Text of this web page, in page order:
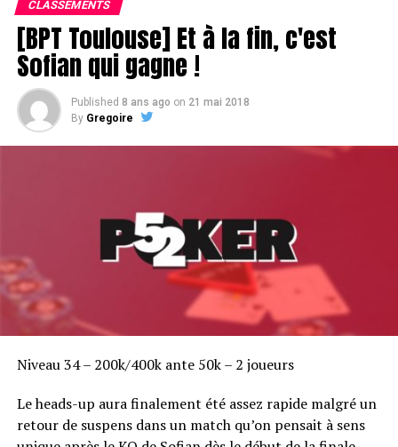
CLASSEMENTS
[BPT Toulouse] Et à la fin, c'est
Sofian qui gagne !
Published 8 ans ago on 21 mai 2018
By Gregoire
Niveau 34 – 200k/400k ante 50k – 2 joueurs
Le heads-up aura finalement été assez rapide malgré un
retour de suspens dans un match qu’on pensait à sens